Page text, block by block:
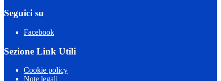
Seguici su
Facebook
Sezione Link Utili
Cookie policy
Note legali